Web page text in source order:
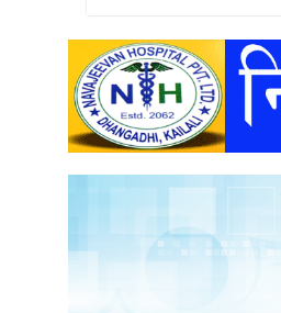
अन्तराष्ट्रिय
अन्तर्वार्ता
खेलकुद